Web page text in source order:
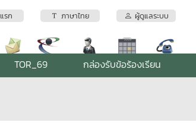
รก ภาษาไทย ผู้ดูแลระบบ
TOR_69 กล่องรับข้อร้องเรียน